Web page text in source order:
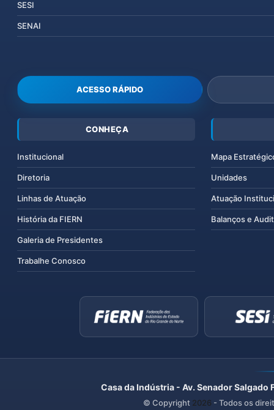
SESI
SENAI
ACESSO RÁPIDO
CONHEÇA
Institucional
Diretoria
Linhas de Atuação
História da FIERN
Galeria de Presidentes
Trabalhe Conosco
Mapa
Unidades
Atuação
Balanços e
Casa da Indústria - Av. Senador
© Copyright 2026 - Todos os